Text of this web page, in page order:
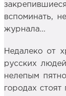
вспоминать,
журнала…
Недалеко от
русских
нелепым
городах